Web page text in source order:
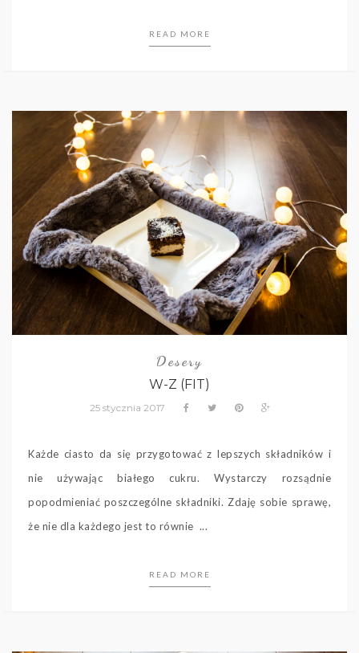
READ MORE
Desery
W-Z (FIT)
25 stycznia 2017
Każde ciasto da się przygotować z lepszych składników i
nie używając białego cukru. Wystarczy rozsądnie
popodmieniać poszczególne składniki. Zdaję sobie sprawę,
że nie dla każdego jest to równie ...
READ MORE